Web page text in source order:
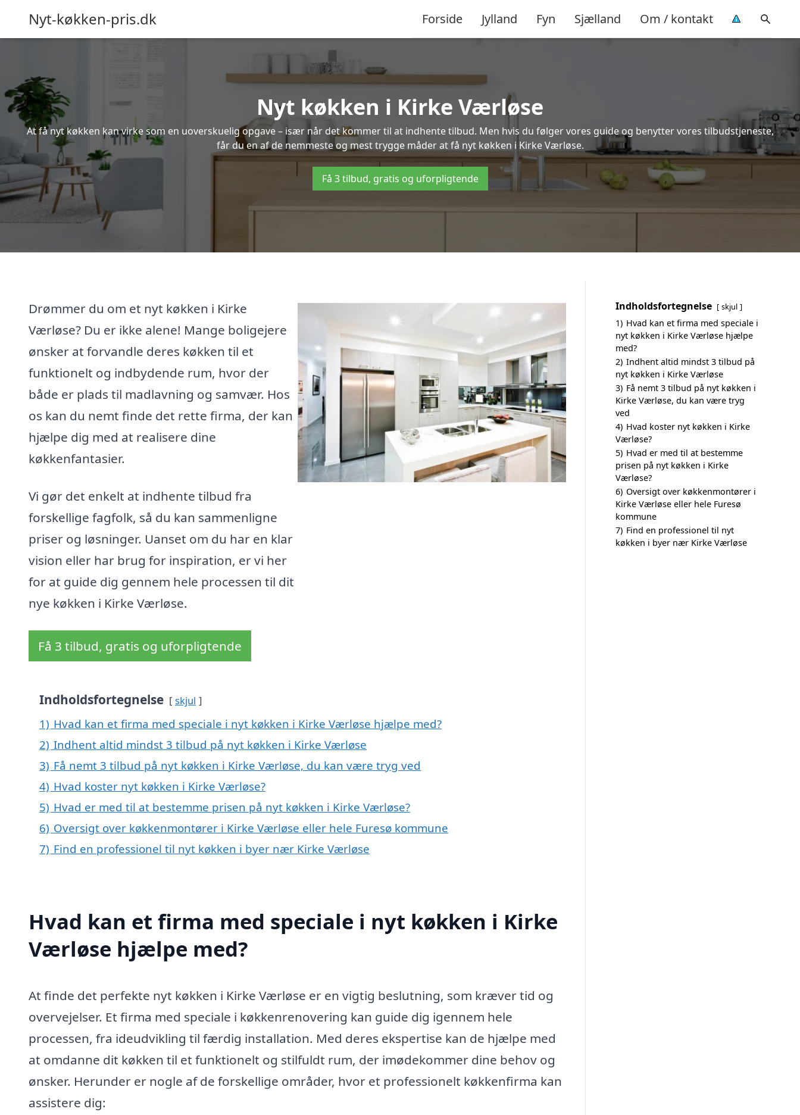
Nyt-køkken-pris.dk Forside Jylland Fyn Sjælland Om / kontakt
Nyt køkken i Kirke Værløse
At få nyt køkken kan virke som en uoverskuelig opgave – især når det kommer til at indhente tilbud. Men hvis du følger vores guide og benytter vores tilbudstjeneste,
får du en af de nemmeste og mest trygge måder at få nyt køkken i Kirke Værløse.
Få 3 tilbud, gratis og uforpligtende
Drømmer du om et nyt køkken i Kirke
Værløse? Du er ikke alene! Mange boligejere
ønsker at forvandle deres køkken til et
funktionelt og indbydende rum, hvor der
både er plads til madlavning og samvær. Hos
os kan du nemt finde det rette firma, der kan
hjælpe dig med at realisere dine
køkkenfantasier.
Vi gør det enkelt at indhente tilbud fra
forskellige fagfolk, så du kan sammenligne
priser og løsninger. Uanset om du har en klar
vision eller har brug for inspiration, er vi her
for at guide dig gennem hele processen til dit
nye køkken i Kirke Værløse.
Få 3 tilbud, gratis og uforpligtende
Indholdsfortegnelse skjul
1) Hvad kan et firma med speciale i nyt køkken i Kirke Værløse hjælpe med?
2) Indhent altid mindst 3 tilbud på nyt køkken i Kirke Værløse
3) Få nemt 3 tilbud på nyt køkken i Kirke Værløse, du kan være tryg ved
4) Hvad koster nyt køkken i Kirke Værløse?
5) Hvad er med til at bestemme prisen på nyt køkken i Kirke Værløse?
6) Oversigt over køkkenmontører i Kirke Værløse eller hele Furesø kommune
7) Find en professionel til nyt køkken i byer nær Kirke Værløse
Hvad kan et firma med speciale i nyt køkken i Kirke
Værløse hjælpe med?
At finde det perfekte nyt køkken i Kirke Værløse er en vigtig beslutning, som kræver tid og
overvejelser. Et firma med speciale i køkkenrenovering kan guide dig igennem hele
processen, fra ideudvikling til færdig installation. Med deres ekspertise kan de hjælpe med
at omdanne dit køkken til et funktionelt og stilfuldt rum, der imødekommer dine behov og
ønsker. Herunder er nogle af de forskellige områder, hvor et professionelt køkkenfirma kan
assistere dig:
Indholdsfortegnelse skjul
1) Hvad kan et firma med speciale i
nyt køkken i Kirke Værløse hjælpe
med?
2) Indhent altid mindst 3 tilbud på
nyt køkken i Kirke Værløse
3) Få nemt 3 tilbud på nyt køkken i
Kirke Værløse, du kan være tryg
ved
4) Hvad koster nyt køkken i Kirke
Værløse?
5) Hvad er med til at bestemme
prisen på nyt køkken i Kirke
Værløse?
6) Oversigt over køkkenmontører i
Kirke Værløse eller hele Furesø
kommune
7) Find en professionel til nyt
køkken i byer nær Kirke Værløse